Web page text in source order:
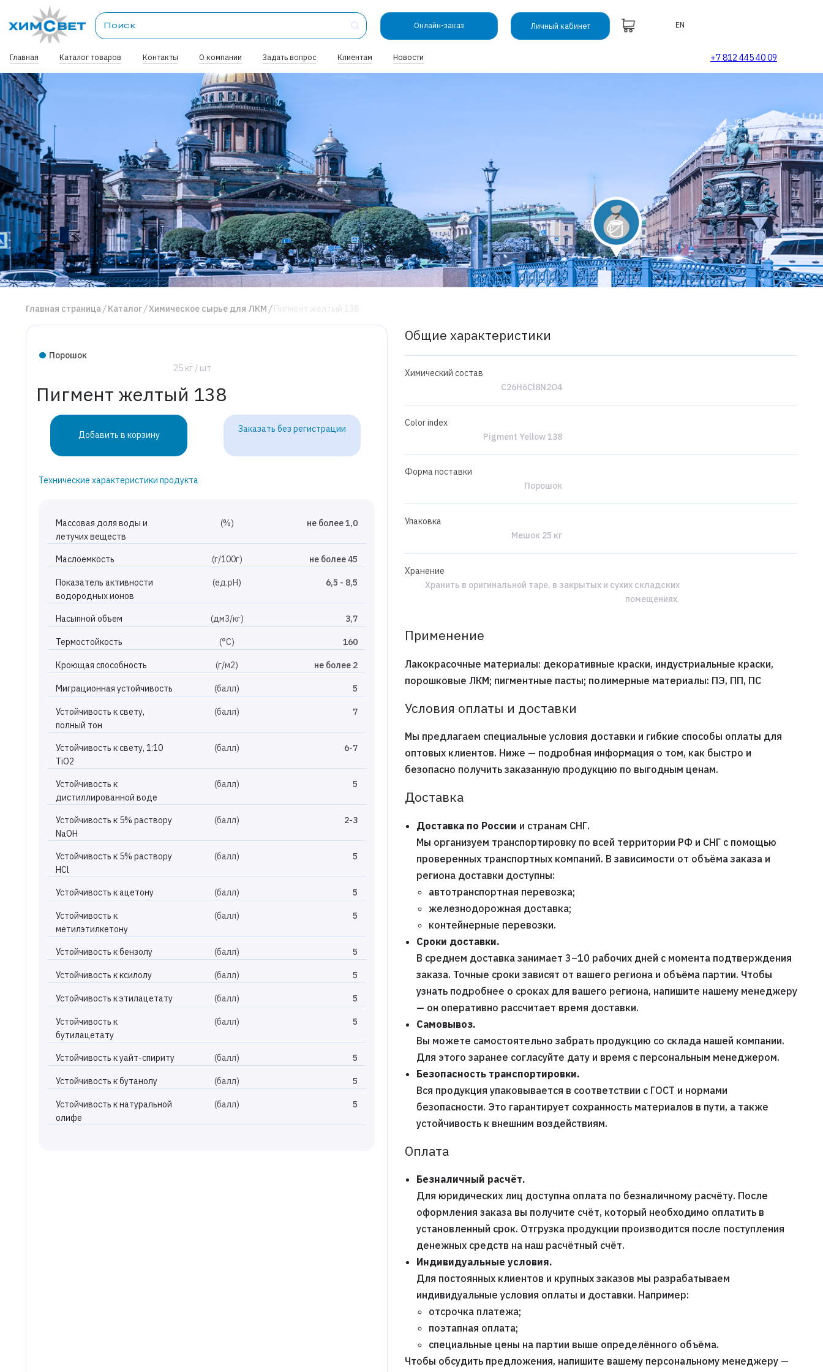
Онлайн-заказ Личный кабинет EN
Главная Каталог товаров Контакты О компании Задать вопрос Клиентам Новости +7 812 445 40 09
Главная страница Каталог Химическое сырье для ЛКМ Пигмент желтый 138
Порошок
25 кг / шт
Пигмент желтый 138
Добавить в корзину
Заказать без регистрации
Технические характеристики продукта
Массовая доля воды и
летучих веществ
(%) не более 1,0
Маслоемкость (г/100г) не более 45
Показатель активности
водородных ионов
(ед.рН) 6,5 - 8,5
Насыпной объем (дм3/кг) 3,7
Термостойкость (°С) 160
Кроющая способность (г/м2) не более 2
Миграционная устойчивость (балл) 5
Устойчивость к свету,
полный тон
(балл) 7
Устойчивость к свету, 1:10
TiO2
(балл) 6-7
Устойчивость к
дистиллированной воде
(балл) 5
Устойчивость к 5% раствору
NaOH
(балл) 2-3
Устойчивость к 5% раствору
HCl
(балл) 5
Устойчивость к ацетону (балл) 5
Устойчивость к
метилэтилкетону
(балл) 5
Устойчивость к бензолу (балл) 5
Устойчивость к ксилолу (балл) 5
Устойчивость к этилацетату (балл) 5
Устойчивость к
бутилацетату
(балл) 5
Устойчивость к уайт-спириту (балл) 5
Устойчивость к бутанолу (балл) 5
Устойчивость к натуральной
олифе
(балл) 5
Общие характеристики
Химический состав
C26H6Cl8N2O4
Color index
Pigment Yellow 138
Форма поставки
Порошок
Упаковка
Мешок 25 кг
Хранение
Хранить в оригинальной таре, в закрытых и сухих складских
помещениях.
Применение
Лакокрасочные материалы: декоративные краски, индустриальные краски,
порошковые ЛКМ; пигментные пасты; полимерные материалы: ПЭ, ПП, ПС
Условия оплаты и доставки
Мы предлагаем специальные условия доставки и гибкие способы оплаты для
оптовых клиентов. Ниже — подробная информация о том, как быстро и
безопасно получить заказанную продукцию по выгодным ценам.
Доставка
Доставка по России и странам СНГ.
Мы организуем транспортировку по всей территории РФ и СНГ с помощью
проверенных транспортных компаний. В зависимости от объёма заказа и
региона доставки доступны:
автотранспортная перевозка;
железнодорожная доставка;
контейнерные перевозки.
Сроки доставки.
В среднем доставка занимает 3–10 рабочих дней с момента подтверждения
заказа. Точные сроки зависят от вашего региона и объёма партии. Чтобы
узнать подробнее о сроках для вашего региона, напишите нашему менеджеру
— он оперативно рассчитает время доставки.
Самовывоз.
Вы можете самостоятельно забрать продукцию со склада нашей компании.
Для этого заранее согласуйте дату и время с персональным менеджером.
Безопасность транспортировки.
Вся продукция упаковывается в соответствии с ГОСТ и нормами
безопасности. Это гарантирует сохранность материалов в пути, а также
устойчивость к внешним воздействиям.
Оплата
Безналичный расчёт.
Для юридических лиц доступна оплата по безналичному расчёту. После
оформления заказа вы получите счёт, который необходимо оплатить в
установленный срок. Отгрузка продукции производится после поступления
денежных средств на наш расчётный счёт.
Индивидуальные условия.
Для постоянных клиентов и крупных заказов мы разрабатываем
индивидуальные условия оплаты и доставки. Например:
отсрочка платежа;
поэтапная оплата;
специальные цены на партии выше определённого объёма.
Чтобы обсудить предложения, напишите вашему персональному менеджеру —